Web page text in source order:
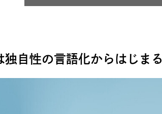
独自性の言語化からはじまる